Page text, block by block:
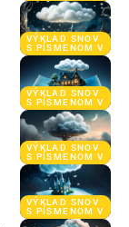
VÝKLAD SNOV
S PÍSMENOM V
VÝKLAD SNOV
S PÍSMENOM V
VÝKLAD SNOV
S PÍSMENOM V
VÝKLAD SNOV
S PÍSMENOM V